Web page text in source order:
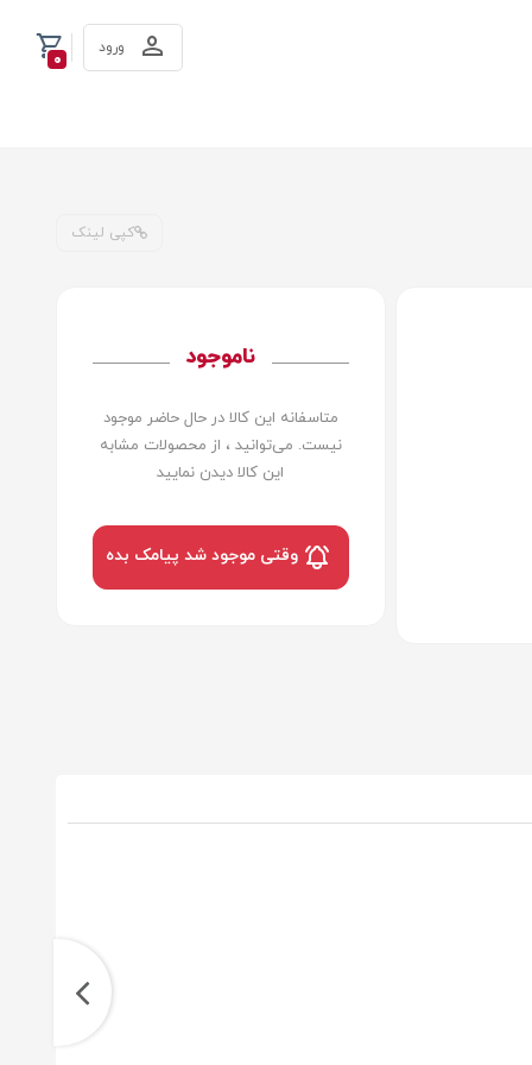
0
ورود
کپی لینک
ناموجود
متاسفانه این کالا در حال حاضر موجود
نیست. می‌توانید ، از محصولات مشابه
این کالا دیدن نمایید
وقتی موجود شد پیامک بده